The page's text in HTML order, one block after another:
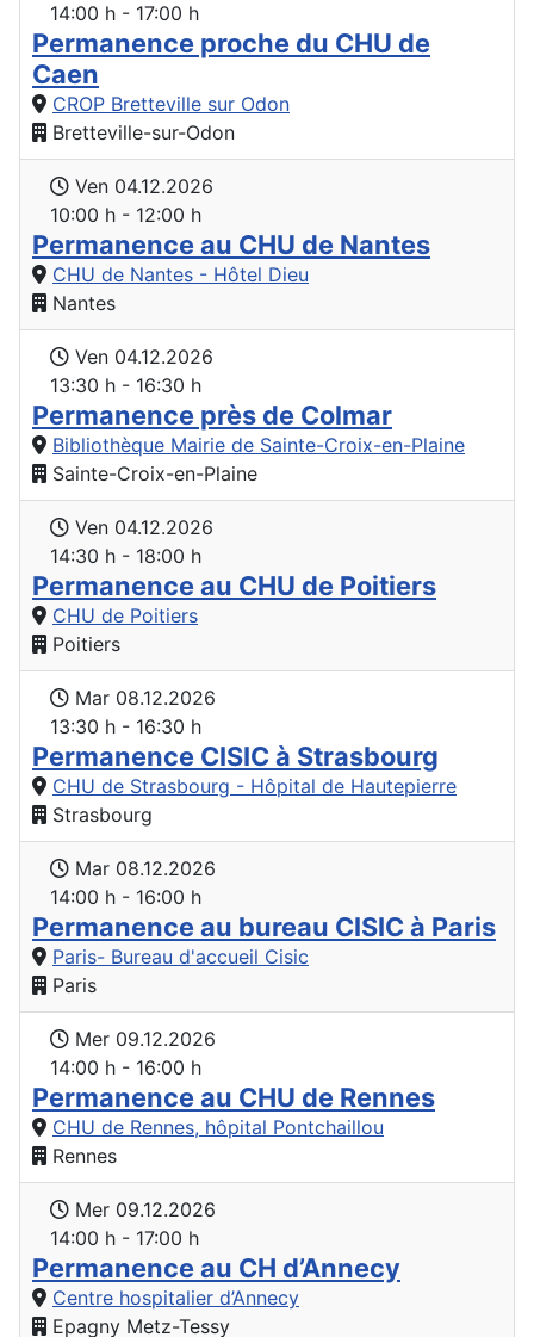
14:00 h - 17:00 h
Permanence proche du CHU de
Caen
CROP Bretteville sur Odon
Bretteville-sur-Odon
Ven 04.12.2026
10:00 h - 12:00 h
Permanence au CHU de Nantes
CHU de Nantes - Hôtel Dieu
Nantes
Ven 04.12.2026
13:30 h - 16:30 h
Permanence près de Colmar
Bibliothèque Mairie de Sainte-Croix-en-Plaine
Sainte-Croix-en-Plaine
Ven 04.12.2026
14:30 h - 18:00 h
Permanence au CHU de Poitiers
CHU de Poitiers
Poitiers
Mar 08.12.2026
13:30 h - 16:30 h
Permanence CISIC à Strasbourg
CHU de Strasbourg - Hôpital de Hautepierre
Strasbourg
Mar 08.12.2026
14:00 h - 16:00 h
Permanence au bureau CISIC à Paris
Paris- Bureau d'accueil Cisic
Paris
Mer 09.12.2026
14:00 h - 16:00 h
Permanence au CHU de Rennes
CHU de Rennes, hôpital Pontchaillou
Rennes
Mer 09.12.2026
14:00 h - 17:00 h
Permanence au CH d’Annecy
Centre hospitalier d’Annecy
Epagny Metz-Tessy